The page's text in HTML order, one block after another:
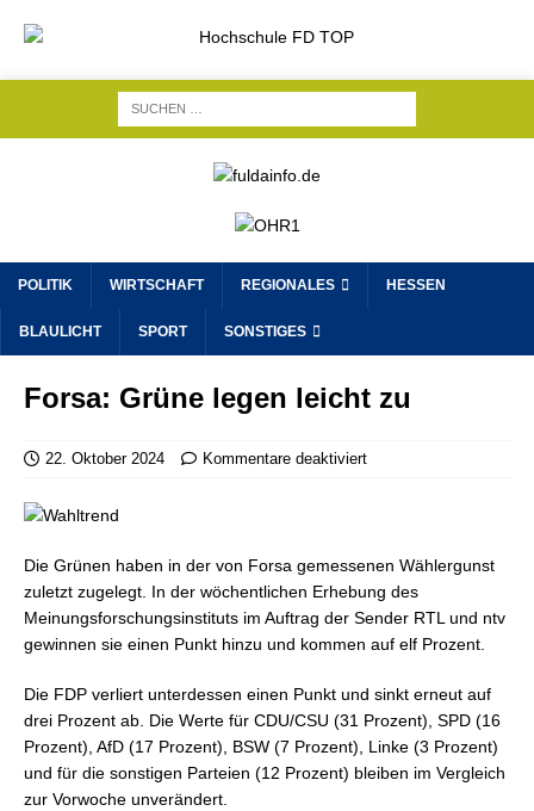
POLITIK WIRTSCHAFT REGIONALES HESSEN
BLAULICHT SPORT SONSTIGES
Forsa: Grüne legen leicht zu
22. Oktober 2024 Kommentare deaktiviert
Die Grünen haben in der von Forsa gemessenen Wählergunst
zuletzt zugelegt. In der wöchentlichen Erhebung des
Meinungsforschungsinstituts im Auftrag der Sender RTL und ntv
gewinnen sie einen Punkt hinzu und kommen auf elf Prozent.
Die FDP verliert unterdessen einen Punkt und sinkt erneut auf
drei Prozent ab. Die Werte für CDU/CSU (31 Prozent), SPD (16
Prozent), AfD (17 Prozent), BSW (7 Prozent), Linke (3 Prozent)
und für die sonstigen Parteien (12 Prozent) bleiben im Vergleich
zur Vorwoche unverändert.